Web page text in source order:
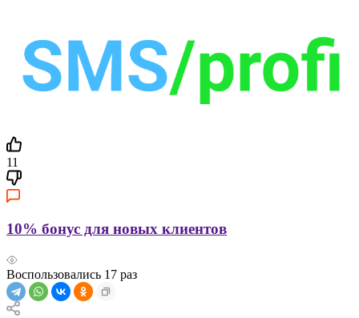
11
10% бонус для новых клиентов
Воспользовались 17 раз